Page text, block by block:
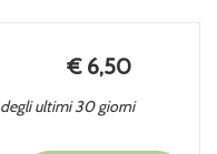
Prezzo
scontato
€ 6,50
ultimi 30 giorni